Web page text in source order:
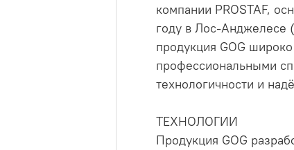
компании PROSTAF,
году в Лос-Анджелесе
продукция GOG
профессиональными
технологичности и
ТЕХНОЛОГИИ
Продукция GOG